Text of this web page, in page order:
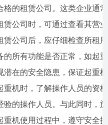
格的租赁公司。这类企业通
赁公司时，可通过查看其营
赁公司后，应仔细检查所租
的所有功能是否正常，如起
潜在的安全隐患，保证起重
重机时，了解操作人员的资
验的操作人员。与此同时，
重机使用过程中，遵守安全